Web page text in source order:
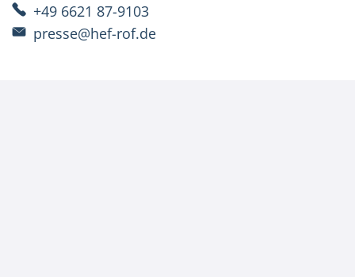
+49 6621 87-9103
presse@hef-rof.de